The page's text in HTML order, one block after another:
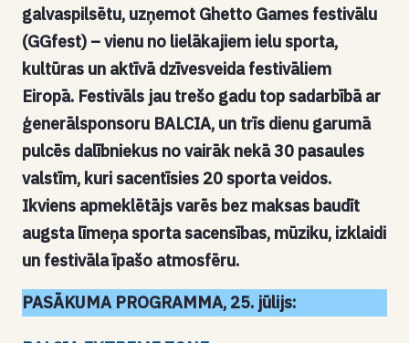
galvaspilsētu, uzņemot Ghetto Games festivālu
(GGfest) – vienu no lielākajiem ielu sporta,
kultūras un aktīvā dzīvesveida festivāliem
Eiropā. Festivāls jau trešo gadu top sadarbībā ar
ģenerālsponsoru BALCIA, un trīs dienu garumā
pulcēs dalībniekus no vairāk nekā 30 pasaules
valstīm, kuri sacentīsies 20 sporta veidos.
Ikviens apmeklētājs varēs bez maksas baudīt
augsta līmeņa sporta sacensības, mūziku, izklaidi
un festivāla īpašo atmosfēru.
PASĀKUMA PROGRAMMA, 25. jūlijs: